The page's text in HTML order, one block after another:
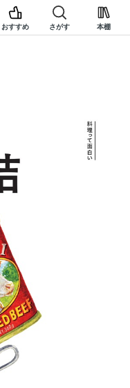
おすすめ さがす 本棚